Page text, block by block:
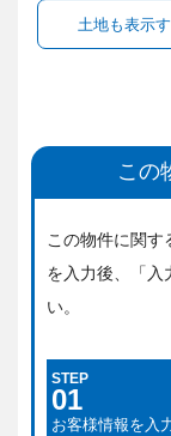
この
この物件に関す
を入力後、「入
い。
STEP
01
お客様情報を入